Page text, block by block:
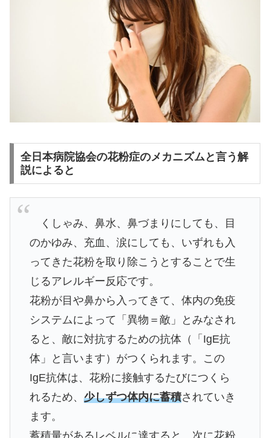
全日本病院協会の花粉症のメカニズムと言う解
説によると
くしゃみ、鼻水、鼻づまりにしても、目
のかゆみ、充血、涙にしても、いずれも入
ってきた花粉を取り除こうとすることで生
じるアレルギー反応です。
花粉が目や鼻から入ってきて、体内の免疫
システムによって「異物＝敵」とみなされ
ると、敵に対抗するための抗体（「IgE抗
体」と言います）がつくられます。この
IgE抗体は、花粉に接触するたびにつくら
れるため、少しずつ体内に蓄積されていき
ます。
蓄積量があるレベルに達すると、次に花粉